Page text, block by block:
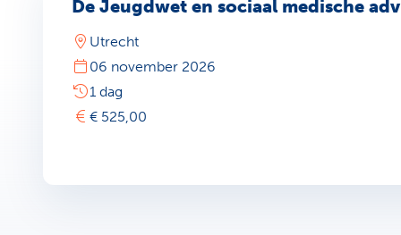
De Jeugdwet en sociaal medische
Utrecht
06 november 2026
1 dag
€ 525,00